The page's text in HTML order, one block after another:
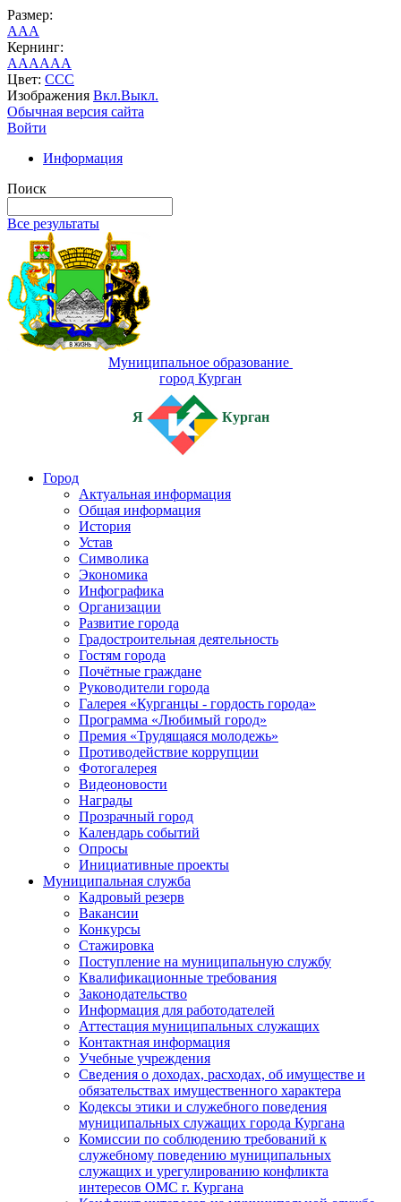
Размер:
AAA
Кернинг:
AAAAAA
Цвет: CCC
Изображения Вкл.Выкл.
Обычная версия сайта
Войти
Информация
Поиск
Все результаты
Муниципальное образование
город Курган
Я Курган
Город
Актуальная информация
Общая информация
История
Устав
Символика
Экономика
Инфографика
Организации
Развитие города
Градостроительная деятельность
Гостям города
Почётные граждане
Руководители города
Галерея «Курганцы - гордость города»
Программа «Любимый город»
Премия «Трудящаяся молодежь»
Противодействие коррупции
Фотогалерея
Видеоновости
Награды
Прозрачный город
Календарь событий
Опросы
Инициативные проекты
Муниципальная служба
Кадровый резерв
Вакансии
Конкурсы
Стажировка
Поступление на муниципальную службу
Квалификационные требования
Законодательство
Информация для работодателей
Аттестация муниципальных служащих
Контактная информация
Учебные учреждения
Сведения о доходах, расходах, об имуществе и
обязательствах имущественного характера
Кодексы этики и служебного поведения
муниципальных служащих города Кургана
Комиссии по соблюдению требований к
служебному поведению муниципальных
служащих и урегулированию конфликта
интересов ОМС г. Кургана